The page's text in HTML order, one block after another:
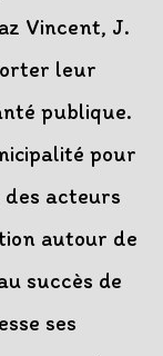
Vincent, J.
leur
publique.
pour
des acteurs
autour de
succès de
ses